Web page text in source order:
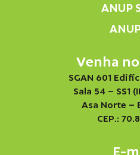
ANUP
Venha
SGAN 601
Sala 54 – SS1
Asa Norte –
CEP.:
E-